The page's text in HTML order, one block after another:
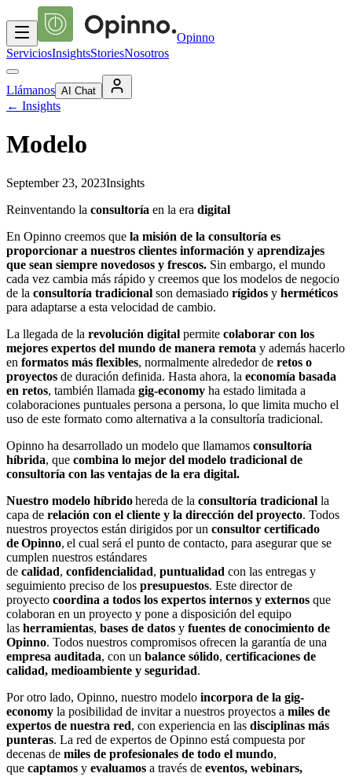
Opinno
ServiciosInsightsStoriesNosotros
Llámanos AI Chat
← Insights
Modelo
September 23, 2023Insights
Reinventando la consultoría en la era digital
En Opinno creemos que la misión de la consultoría es
proporcionar a nuestros clientes información y aprendizajes
que sean siempre novedosos y frescos. Sin embargo, el mundo
cada vez cambia más rápido y creemos que los modelos de negocio
de la consultoría tradicional son demasiado rígidos y herméticos
para adaptarse a esta velocidad de cambio.
La llegada de la revolución digital permite colaborar con los
mejores expertos del mundo de manera remota y además hacerlo
en formatos más flexibles, normalmente alrededor de retos o
proyectos de duración definida. Hasta ahora, la economía basada
en retos, también llamada gig-economy ha estado limitada a
colaboraciones puntuales persona a persona, lo que limita mucho el
uso de este formato como alternativa a la consultoría tradicional.
Opinno ha desarrollado un modelo que llamamos consultoría
híbrida, que combina lo mejor del modelo tradicional de
consultoría con las ventajas de la era digital.
Nuestro modelo híbridohereda de la consultoría tradicional la
capa de relación con el cliente y la dirección del proyecto. Todos
nuestros proyectos están dirigidos por un consultor certificado
deOpinno, el cual será el punto de contacto, para asegurar que se
cumplen nuestros estándares
de calidad, confidencialidad, puntualidad con las entregas y
seguimiento preciso de los presupuestos. Este director de
proyecto coordina a todos los expertos internos y externos que
colaboran en un proyecto y pone a disposición del equipo
las herramientas, bases de datos y fuentes de conocimiento de
Opinno. Todos nuestros compromisos ofrecen la garantía de una
empresa auditada, con un balance sólido, certificaciones de
calidad, medioambiente y seguridad.
Por otro lado, Opinno, nuestro modelo incorpora de la gig-
economy la posibilidad de invitar a nuestros proyectos a miles de
expertos de nuestra red, con experiencia en las disciplinas más
punteras. La red de expertos de Opinno está compuesta por
decenas de miles de profesionales de todo el mundo,
que captamos y evaluamos a través de eventos, webinars,